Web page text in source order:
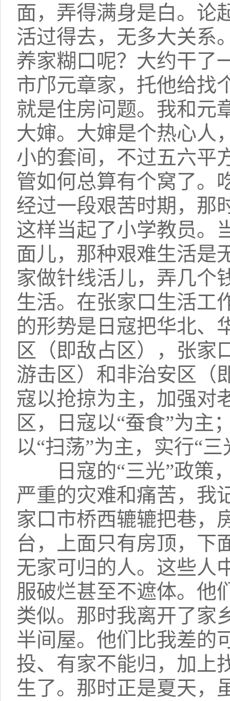
面，弄得满身是白。论
活过得去，无多大关系
养家糊口呢？大约干了
市邝元章家，托他给找
就是住房问题。我和元
大婶。大婶是个热心人
小的套间，不过五六平
管如何总算有个窝了。
经过一段艰苦时期，那
这样当起了小学教员。
面儿，那种艰难生活是
家做针线活儿，弄几个
生活。在张家口生活工
的形势是日寇把华北、
区（即敌占区），张家
游击区）和非治安区（
寇以抢掠为主，加强对
区，日寇以“蚕食”为主
以“扫荡”为主，实行“三
日寇的“三光”政策，
严重的灾难和痛苦，我
家口市桥西辘辘把巷，
台，上面只有房顶，下
无家可归的人。这些人
服破烂甚至不遮体。他
类似。那时我离开了家
半间屋。他们比我差的
投、有家不能归，加上
生了。那时正是夏天，